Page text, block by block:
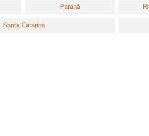
Paraná
Santa Catarina